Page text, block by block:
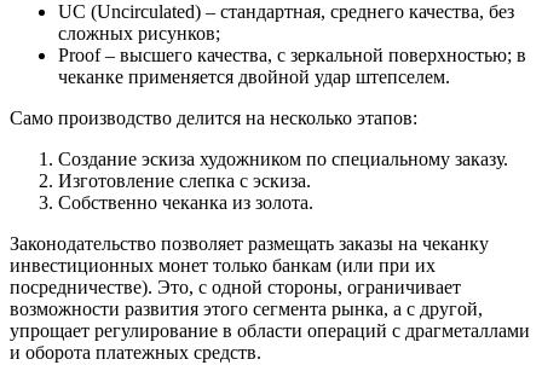
UC (Uncirculated) – стандартная, среднего качества, без
сложных рисунков;
Proof – высшего качества, с зеркальной поверхностью; в
чеканке применяется двойной удар штепселем.
Само производство делится на несколько этапов:
Создание эскиза художником по специальному заказу.
Изготовление слепка с эскиза.
Собственно чеканка из золота.
Законодательство позволяет размещать заказы на чеканку
инвестиционных монет только банкам (или при их
посредничестве). Это, с одной стороны, ограничивает
возможности развития этого сегмента рынка, а с другой,
упрощает регулирование в области операций с драгметаллами
и оборота платежных средств.